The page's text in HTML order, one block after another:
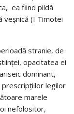
ea fiind pildă
veșnică (I Timotei
stranie, de
opacitatea ei
dominant,
prescripțiilor legilor
marele
nefolositor,